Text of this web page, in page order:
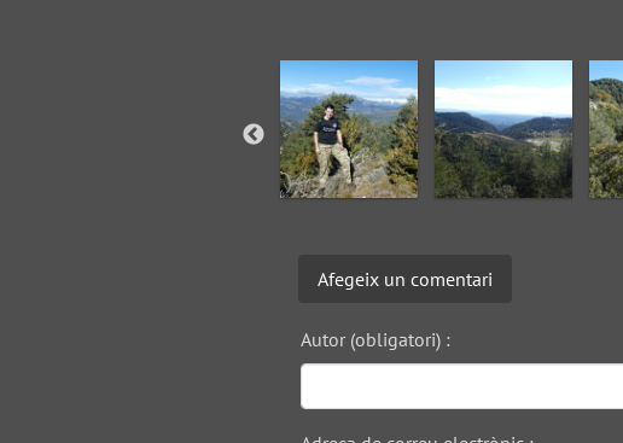
Afegeix un comentari
Autor (obligatori) :